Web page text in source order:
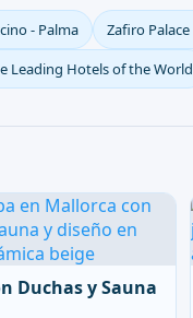
- Palma Zafiro
Leading Hotels of the World
Duchas y Sauna